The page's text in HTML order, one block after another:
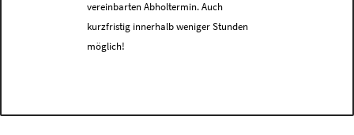
vereinbarten Abholtermin. Auch
kurzfristig innerhalb weniger Stunden
möglich!